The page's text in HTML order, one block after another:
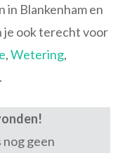
in Blankenham en
je ook terecht voor
,Wetering,
.
nog geen